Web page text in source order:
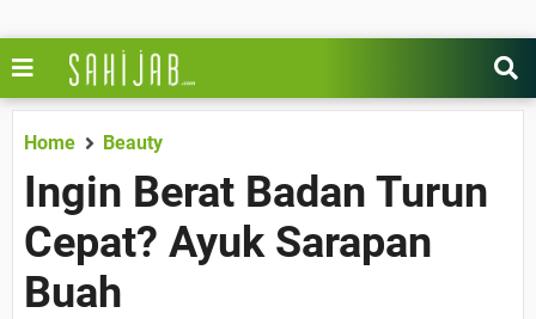
Home Beauty
Ingin Berat Badan Turun
Cepat? Ayuk Sarapan
Buah